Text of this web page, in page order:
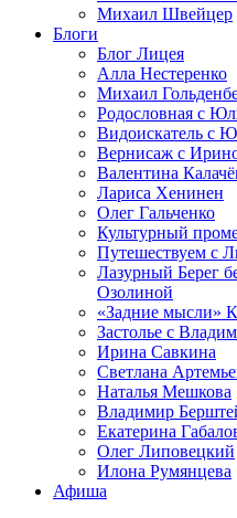
Михаил Швейцер
Блоги
Блог Лицея
Алла Нестеренко
Михаил
Родословная с
Видоискатель с
Вернисаж с
Валентина
Лариса Хенинен
Олег Гальченко
Культурный
Путешествуем с
Лазурный Берег
Озолиной
«Задние мысли»
Застолье с
Ирина Савкина
Светлана
Наталья Мешкова
Владимир
Екатерина
Олег Липовецкий
Илона Румянцева
Афиша